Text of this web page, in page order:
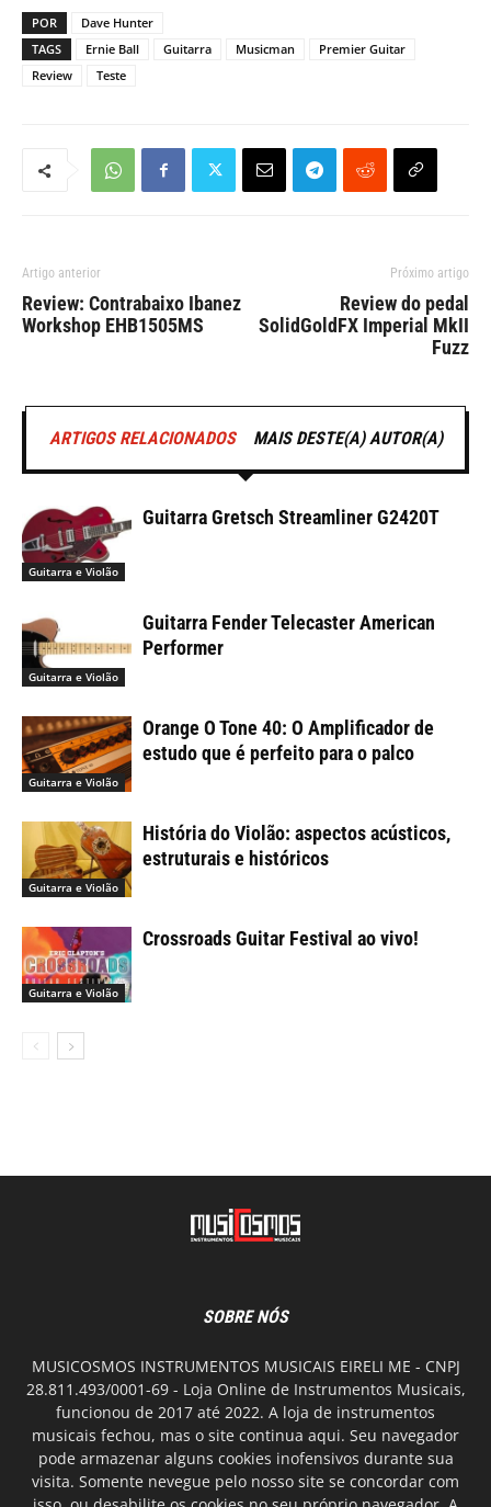
POR
Dave Hunter
TAGS
Ernie Ball Guitarra Musicman
Premier Guitar
Review
Teste
Artigo anterior
Review: Contrabaixo Ibanez
Workshop EHB1505MS
Próximo artigo
Review do pedal
SolidGoldFX Imperial MkII
Fuzz
ARTIGOS RELACIONADOS MAIS DESTE(A) AUTOR(A)
Guitarra e Violão
Guitarra Gretsch Streamliner G2420T
Guitarra e Violão
Guitarra Fender Telecaster American
Performer
Guitarra e Violão
Orange O Tone 40: O Amplificador de
estudo que é perfeito para o palco
Guitarra e Violão
História do Violão: aspectos acústicos,
estruturais e históricos
Guitarra e Violão
Crossroads Guitar Festival ao vivo!
SOBRE NÓS
MUSICOSMOS INSTRUMENTOS MUSICAIS EIRELI ME - CNPJ
28.811.493/0001-69 - Loja Online de Instrumentos Musicais,
funcionou de 2017 até 2022. A loja de instrumentos
musicais fechou, mas o site continua aqui. Seu navegador
pode armazenar alguns cookies inofensivos durante sua
visita. Somente nevegue pelo nosso site se concordar com